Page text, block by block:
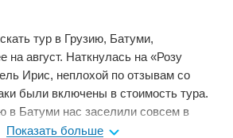
чистый, приятный. Песок
валяются на берегу. Лежаки
захватить большое полотенце,
на песочке.
недорого.
тур в Грузию, Батуми,
на август. Наткнулась на «Розу
Ирис, неплохой по отзывам со
были включены в стоимость тура.
в Батуми нас заселили совсем в
в ищвестность перед фактом. Пусть
Показать больше